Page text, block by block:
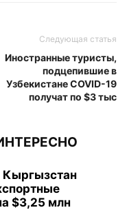
Следующая статья
Иностранные туристы,
подцепившие в
Узбекистане COVID-19
получат по $3 тыс
Кыргызстан
$3,25 млн